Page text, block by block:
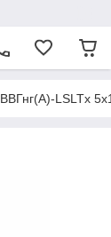
ВВГнг(А)-LSLTx